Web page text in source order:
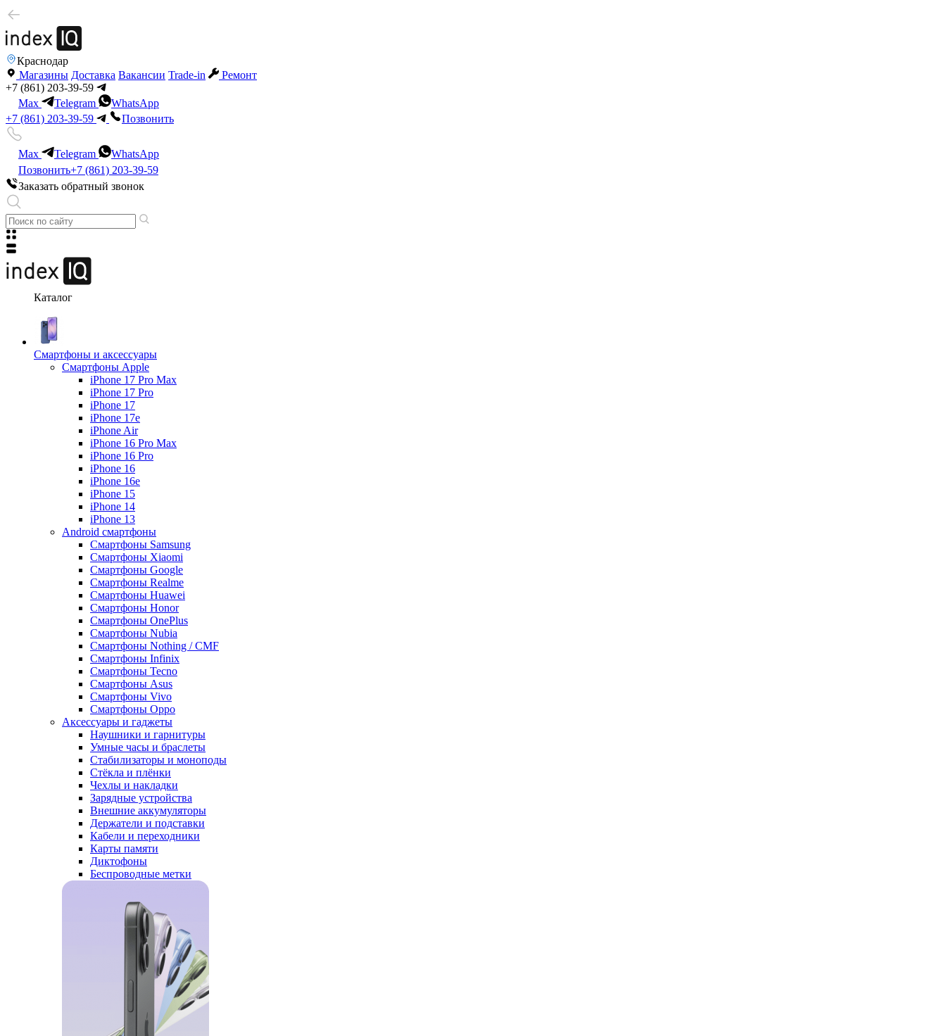
Краснодар
Магазины Доставка Вакансии Trade-in
Ремонт
+7 (861) 203-39-59
Max
Telegram
WhatsApp
+7 (861) 203-39-59
Позвонить
Max Telegram
WhatsApp
Позвонить+7 (861) 203-39-59
Заказать обратный звонок
Каталог
Смартфоны и аксессуары
Смартфоны Apple
iPhone 17 Pro Max
iPhone 17 Pro
iPhone 17
iPhone 17e
iPhone Air
iPhone 16 Pro Max
iPhone 16 Pro
iPhone 16
iPhone 16e
iPhone 15
iPhone 14
iPhone 13
Android cмартфоны
Смартфоны Samsung
Смартфоны Xiaomi
Смартфоны Google
Смартфоны Realme
Смартфоны Huawei
Смартфоны Honor
Смартфоны OnePlus
Смартфоны Nubia
Смартфоны Nothing / CMF
Смартфоны Infinix
Смартфоны Tecno
Смартфоны Asus
Смартфоны Vivo
Смартфоны Oppo
Аксессуары и гаджеты
Наушники и гарнитуры
Умные часы и браслеты
Стабилизаторы и моноподы
Стёкла и плёнки
Чехлы и накладки
Зарядные устройства
Внешние аккумуляторы
Держатели и подставки
Кабели и переходники
Карты памяти
Диктофоны
Беспроводные метки